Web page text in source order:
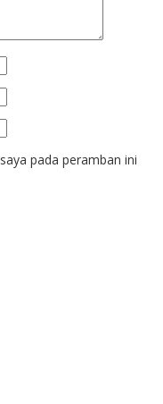
pada peramban ini